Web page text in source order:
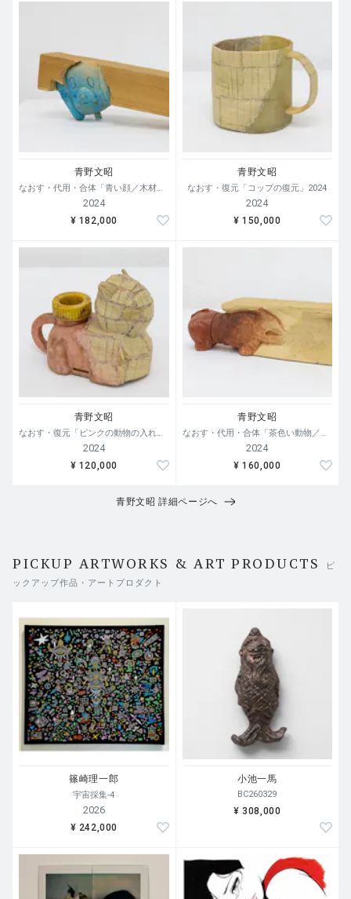
青野文昭
2024
¥ 182,000
青野文昭
なおす・復元「コップの復元」2024
2024
¥ 150,000
青野文昭
なおす・復元「ピンクの動物の入れ物の復元」2024
2024
¥ 120,000
青野文昭
なおす・代用・合体「茶色い動物／木材」2024
2024
¥ 160,000
青野文昭 詳細ページへ
PICKUP ARTWORKS & ART PRODUCTS
ピ
ックアップ作品・アートプロダクト
篠崎理一郎
宇宙採集-4
2026
¥ 242,000
小池一馬
BC260329
¥ 308,000